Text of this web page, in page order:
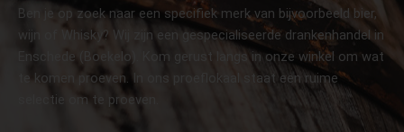
Ben je op zoek naar een specifiek merk van bijvoorbeeld bier,
wijn of Whisky? Wij zijn een gespecialiseerde drankenhandel in
Enschede (Boekelo). Kom gerust langs in onze winkel om wat
te komen proeven. In ons proeflokaal staat een ruime
selectie om te proeven.